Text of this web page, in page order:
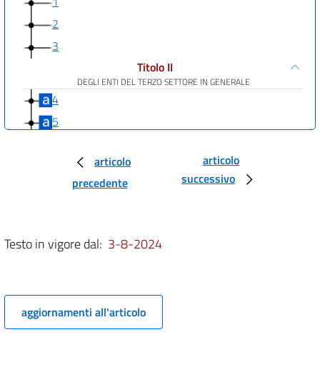
2
3
Titolo II
DEGLI ENTI DEL TERZO SETTORE IN GENERALE
4
5
11
13
14
articolo
precedente
articolo
successivo
Testo in vigore dal: 3-8-2024
aggiornamenti all'articolo